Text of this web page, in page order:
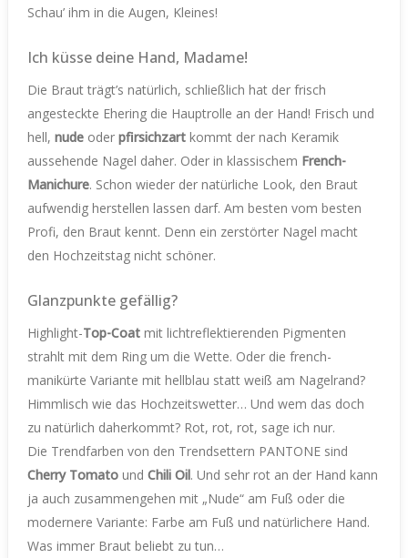
Schau’ ihm in die Augen, Kleines!
Ich küsse deine Hand, Madame!
Die Braut trägt’s natürlich, schließlich hat der frisch
angesteckte Ehering die Hauptrolle an der Hand! Frisch und
hell, nude oder pfirsichzart kommt der nach Keramik
aussehende Nagel daher. Oder in klassischem French-
Manichure. Schon wieder der natürliche Look, den Braut
aufwendig herstellen lassen darf. Am besten vom besten
Profi, den Braut kennt. Denn ein zerstörter Nagel macht
den Hochzeitstag nicht schöner.
Glanzpunkte gefällig?
Highlight-Top-Coat mit lichtreflektierenden Pigmenten
strahlt mit dem Ring um die Wette. Oder die french-
manikürte Variante mit hellblau statt weiß am Nagelrand?
Himmlisch wie das Hochzeitswetter… Und wem das doch
zu natürlich daherkommt? Rot, rot, rot, sage ich nur.
Die Trendfarben von den Trendsettern PANTONE sind
Cherry Tomato und Chili Oil. Und sehr rot an der Hand kann
ja auch zusammengehen mit „Nude“ am Fuß oder die
modernere Variante: Farbe am Fuß und natürlichere Hand.
Was immer Braut beliebt zu tun…